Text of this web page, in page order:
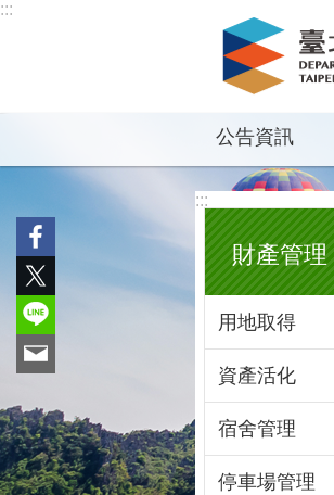
跳到主要內容區塊
:::
公告資訊
:::
財產管理
用地取得
資產活化
宿舍管理
停車場管理